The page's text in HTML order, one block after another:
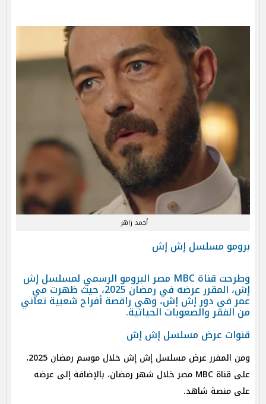
أحمد زاهر
برومو مسلسل إش إش
​​وطرحت قناة MBC مصر البرومو الرسمي لمسلسل إش
إش، المقرر عرضه في رمضان 2025، حيث ظهرت مي
عمر في دور إش إش، وهي راقصة أفراح شعبية تعاني
من الفقر والصعوبات الحياتية.
قنوات عرض مسلسل إش إش
ومن المقرر عرض مسلسل إش إش خلال موسم رمضان 2025،
على قناة MBC مصر خلال شهر رمضان، بالإضافة إلى عرضه
على منصة شاهد.